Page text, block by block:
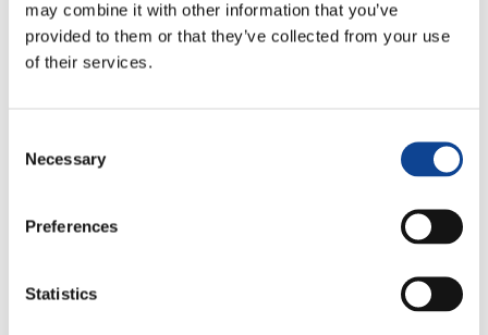
may combine it with other information that you’ve
provided to them or that they’ve collected from your use
of their services.
Selection
Necessary
Preferences
Statistics
spesso, per molti di loro, era l’unico della giornata. Il
progetto si è poi ampliato rivolgendosi ad un numero
maggiore di ragazzi.
Si svolge in uno dei
chiamato Sarfalao. Spesso
occasione di incontri di